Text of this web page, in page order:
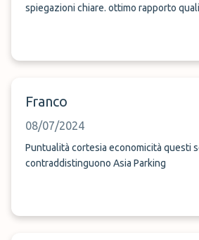
spiegazioni chiare. ottimo rapporto
Franco
08/07/2024
Puntualità cortesia economicità questi
contraddistinguono Asia Parking